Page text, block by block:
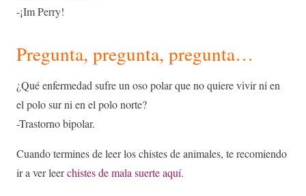
-¡Im Perry!
Pregunta, pregunta, pregunta…
¿Qué enfermedad sufre un oso polar que no quiere vivir ni en
el polo sur ni en el polo norte?
-Trastorno bipolar.
Cuando termines de leer los chistes de animales, te recomiendo
ir a ver leerchistes de mala suerte aquí.